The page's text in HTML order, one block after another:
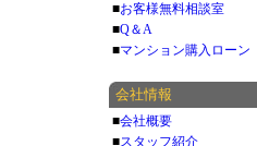
■お客様無料相談室
■Q＆A
■マンション購入ローン
会社情報
■会社概要
■スタッフ紹介